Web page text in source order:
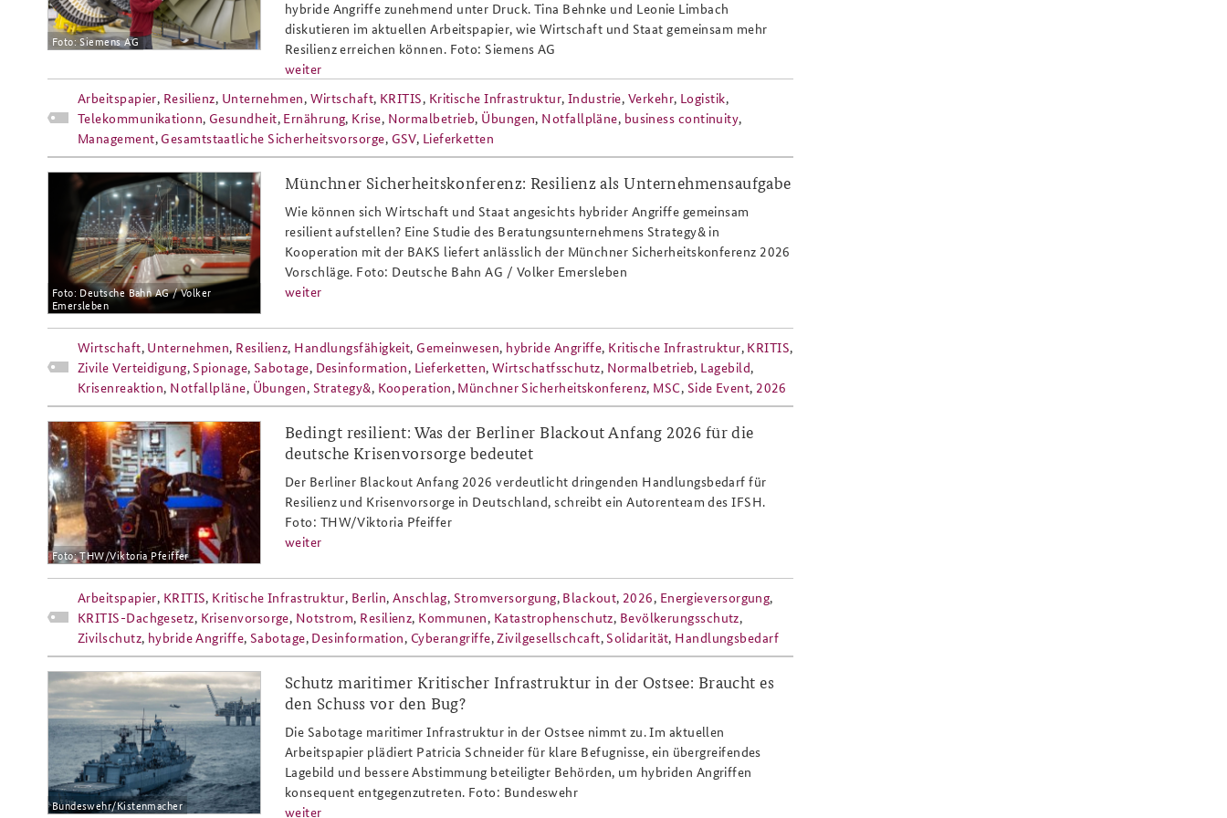
Praktika an der BAKS Anfahrt
Arbeitskreis "Junge
Sicherheitspolitiker"
Das Sicherheitspolitische
Gespräch an der BAKS
Foto: Siemens AG
hybride Angriffe zunehmend unter Druck. Tina Behnke und Leonie Limbach
diskutieren im aktuellen Arbeitspapier, wie Wirtschaft und Staat gemeinsam mehr
Resilienz erreichen können. Foto: Siemens AG
weiter
Arbeitspapier, Resilienz, Unternehmen, Wirtschaft, KRITIS, Kritische Infrastruktur, Industrie, Verkehr, Logistik,
Telekommunikationn, Gesundheit, Ernährung, Krise, Normalbetrieb, Übungen, Notfallpläne, business continuity,
Management, Gesamtstaatliche Sicherheitsvorsorge, GSV, Lieferketten
Foto: Deutsche Bahn AG / Volker
Emersleben
Münchner Sicherheitskonferenz: Resilienz als Unternehmensaufgabe
Wie können sich Wirtschaft und Staat angesichts hybrider Angriffe gemeinsam
resilient aufstellen? Eine Studie des Beratungsunternehmens Strategy& in
Kooperation mit der BAKS liefert anlässlich der Münchner Sicherheitskonferenz 2026
Vorschläge. Foto: Deutsche Bahn AG / Volker Emersleben
weiter
Wirtschaft, Unternehmen, Resilienz, Handlungsfähigkeit, Gemeinwesen, hybride Angriffe, Kritische Infrastruktur, KRITIS,
Zivile Verteidigung, Spionage, Sabotage, Desinformation, Lieferketten,Wirtschatfsschutz, Normalbetrieb, Lagebild,
Krisenreaktion, Notfallpläne, Übungen, Strategy&, Kooperation, Münchner Sicherheitskonferenz, MSC, Side Event, 2026
arbeitspapier_1-
26_stromausfall_anschlag_berlin_resilienz_thw_viktoria_pfeiffer_808x486.jpg
Foto: THW/Viktoria Pfeiffer
Bedingt resilient: Was der Berliner Blackout Anfang 2026 für die
deutsche Krisenvorsorge bedeutet
Der Berliner Blackout Anfang 2026 verdeutlicht dringenden Handlungsbedarf für
Resilienz und Krisenvorsorge in Deutschland, schreibt ein Autorenteam des IFSH.
Foto: THW/Viktoria Pfeiffer
weiter
Arbeitspapier, KRITIS, Kritische Infrastruktur, Berlin,Anschlag, Stromversorgung, Blackout, 2026, Energieversorgung,
KRITIS-Dachgesetz, Krisenvorsorge, Notstrom, Resilienz, Kommunen, Katastrophenschutz, Bevölkerungsschutz,
Zivilschutz, hybride Angriffe, Sabotage, Desinformation, Cyberangriffe,Zivilgesellschcaft, Solidarität, Handlungsbedarf
ap4-
25_ostsee_kritis_marine-
snmg1-bohrinsel-
kistenmache_808x486.png
Bundeswehr/Kistenmacher
Schutz maritimer Kritischer Infrastruktur in der Ostsee: Braucht es
den Schuss vor den Bug?
Die Sabotage maritimer Infrastruktur in der Ostsee nimmt zu. Im aktuellen
Arbeitspapier plädiert Patricia Schneider für klare Befugnisse, ein übergreifendes
Lagebild und bessere Abstimmung beteiligter Behörden, um hybriden Angriffen
konsequent entgegenzutreten. Foto: Bundeswehr
weiter